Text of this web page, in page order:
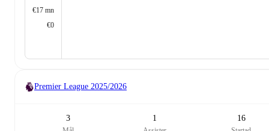
€17 mn
€0
Premier League 2025/2026
3 1 16